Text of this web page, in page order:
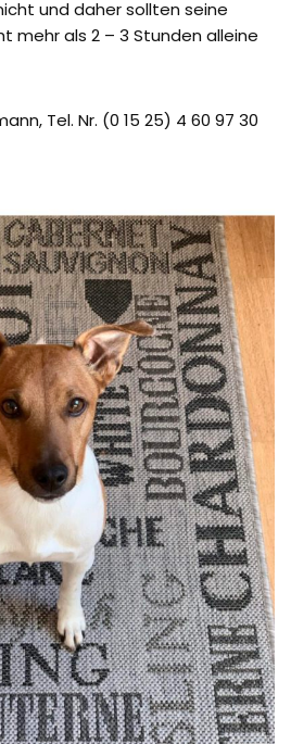
und daher sollten seine
mehr als 2 – 3 Stunden alleine
Tel. Nr. (0 15 25) 4 60 97 30